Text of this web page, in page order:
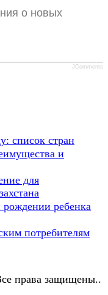
о новых
JComments
список стран
и
для
рождении ребенка
потребителям
права защищены..